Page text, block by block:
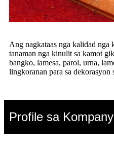
Ang nagkataas nga kalidad nga
tanaman nga kinulit sa kamot
bangko, lamesa, parol, urna,
lingkoranan para sa
Profile sa